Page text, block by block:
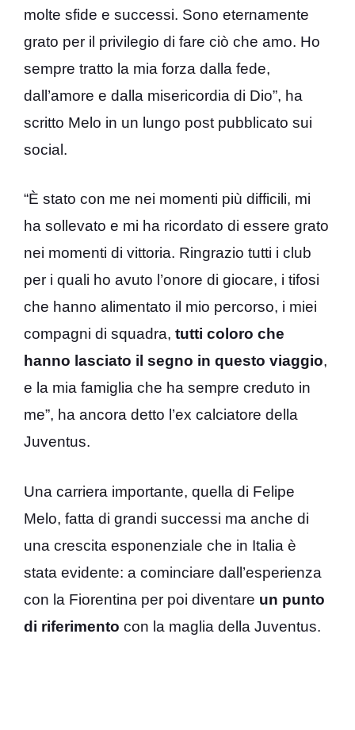
molte sfide e successi. Sono eternamente
grato per il privilegio di fare ciò che amo. Ho
sempre tratto la mia forza dalla fede,
dall’amore e dalla misericordia di Dio”, ha
scritto Melo in un lungo post pubblicato sui
social.
“È stato con me nei momenti più difficili, mi
ha sollevato e mi ha ricordato di essere grato
nei momenti di vittoria. Ringrazio tutti i club
per i quali ho avuto l’onore di giocare, i tifosi
che hanno alimentato il mio percorso, i miei
compagni di squadra, tutti coloro che
hanno lasciato il segno in questo viaggio,
e la mia famiglia che ha sempre creduto in
me”, ha ancora detto l’ex calciatore della
Juventus.
Una carriera importante, quella di Felipe
Melo, fatta di grandi successi ma anche di
una crescita esponenziale che in Italia è
stata evidente: a cominciare dall’esperienza
con la Fiorentina per poi diventare un punto
di riferimento con la maglia della Juventus.